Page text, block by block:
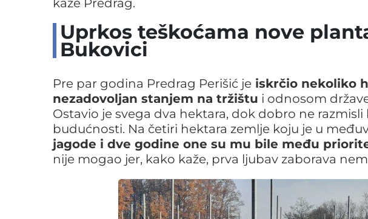
kaže Predrag.
Uprkos teškoćama nove
Bukovici
Pre par godina Predrag Perišić je iskrčio nekoliko
nezadovoljan stanjem na tržištu i odnosom
Ostavio je svega dva hektara, dok dobro ne
budućnosti. Na četiri hektara zemlje koju je u
jagode i dve godine one su mu bile među
nije mogao jer, kako kaže, prva ljubav zaborava